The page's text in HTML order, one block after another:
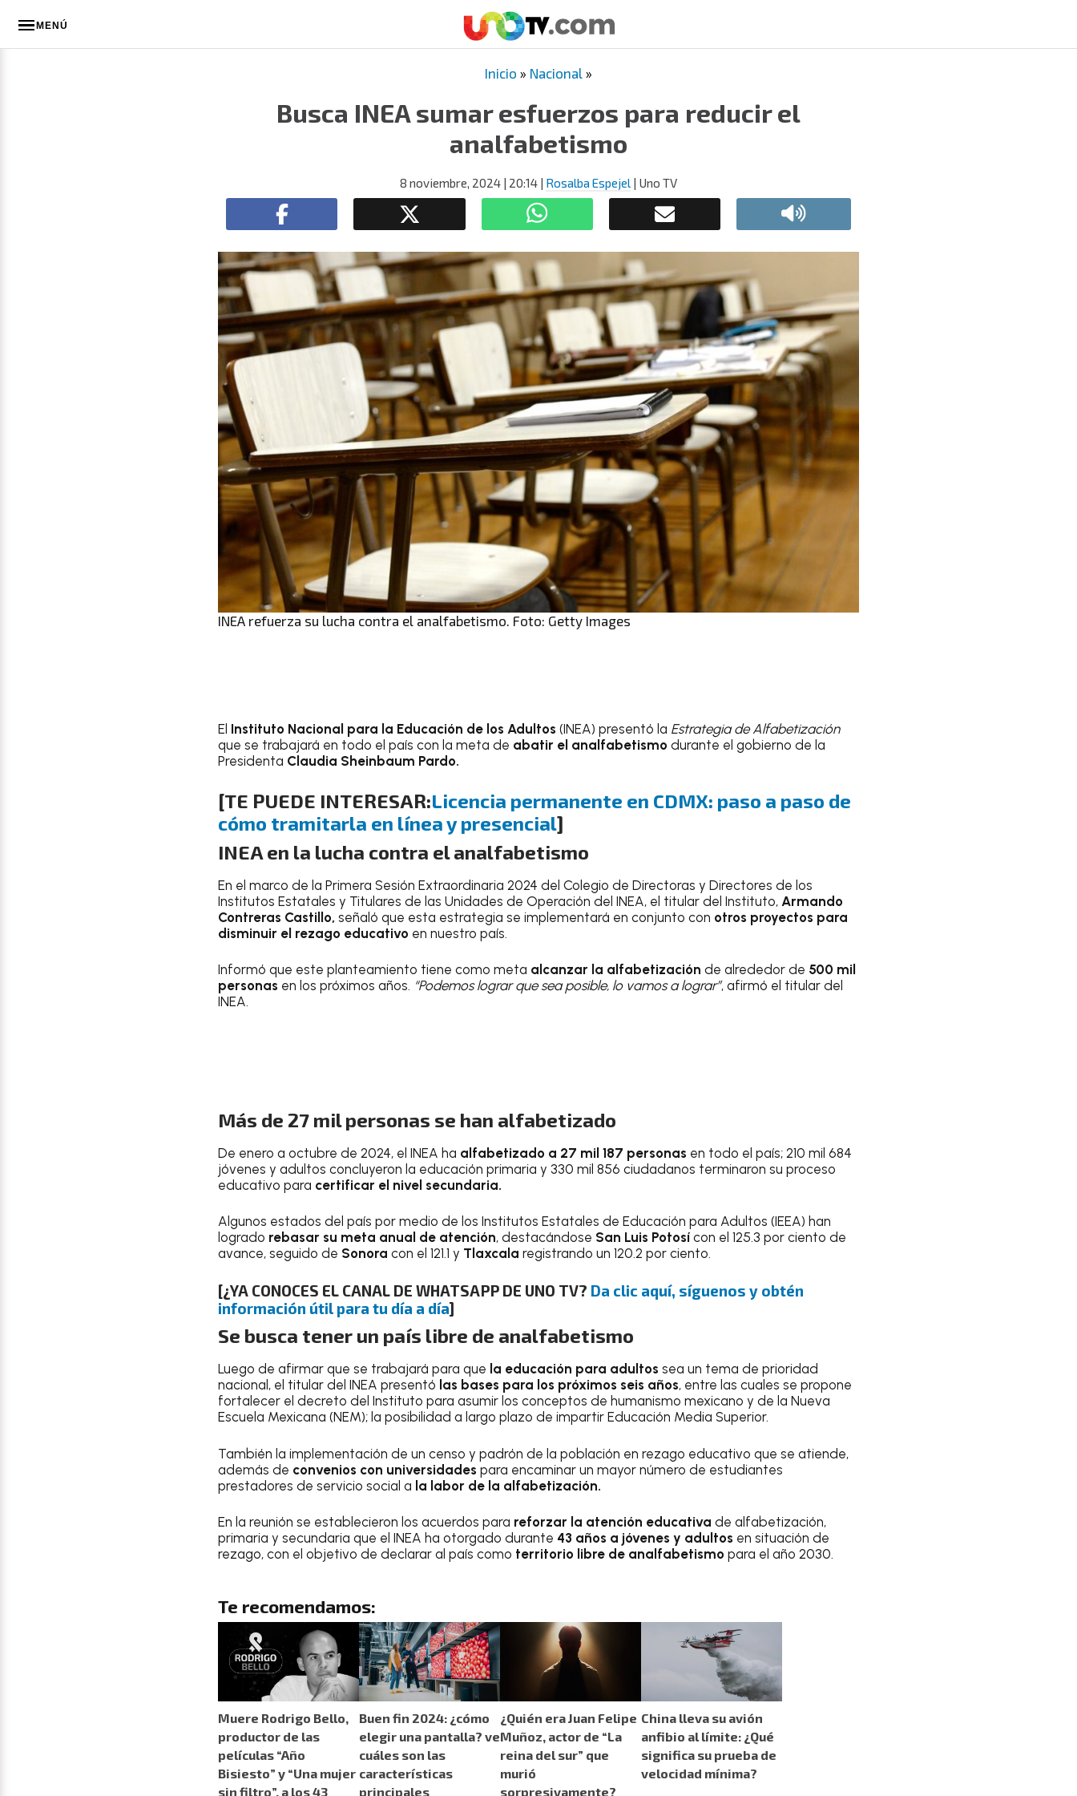
MENÚ
Inicio » Nacional »
Busca INEA sumar esfuerzos para reducir el
analfabetismo
8 noviembre, 2024 | 20:14 | Rosalba Espejel | Uno TV
INEA refuerza su lucha contra el analfabetismo. Foto: Getty Images
El Instituto Nacional para la Educación de los Adultos (INEA) presentó la Estrategia de Alfabetización
que se trabajará en todo el país con la meta de abatir el analfabetismo durante el gobierno de la
Presidenta Claudia Sheinbaum Pardo.
[TE PUEDE INTERESAR:Licencia permanente en CDMX: paso a paso de
cómo tramitarla en línea y presencial]
INEA en la lucha contra el analfabetismo
En el marco de la Primera Sesión Extraordinaria 2024 del Colegio de Directoras y Directores de los
Institutos Estatales y Titulares de las Unidades de Operación del INEA, el titular del Instituto, Armando
Contreras Castillo, señaló que esta estrategia se implementará en conjunto con otros proyectos para
disminuir el rezago educativo en nuestro país.
Informó que este planteamiento tiene como meta alcanzar la alfabetización de alrededor de 500 mil
personas en los próximos años. “Podemos lograr que sea posible, lo vamos a lograr”, afirmó el titular del
INEA.
Más de 27 mil personas se han alfabetizado
De enero a octubre de 2024, el INEA ha alfabetizado a 27 mil 187 personas en todo el país; 210 mil 684
jóvenes y adultos concluyeron la educación primaria y 330 mil 856 ciudadanos terminaron su proceso
educativo para certificar el nivel secundaria.
Algunos estados del país por medio de los Institutos Estatales de Educación para Adultos (IEEA) han
logrado rebasar su meta anual de atención, destacándose San Luis Potosí con el 125.3 por ciento de
avance, seguido de Sonora con el 121.1 y Tlaxcala registrando un 120.2 por ciento.
[¿YA CONOCES EL CANAL DE WHATSAPP DE UNO TV? Da clic aquí, síguenos y obtén
información útil para tu día a día]
Se busca tener un país libre de analfabetismo
Luego de afirmar que se trabajará para que la educación para adultos sea un tema de prioridad
nacional, el titular del INEA presentó las bases para los próximos seis años, entre las cuales se propone
fortalecer el decreto del Instituto para asumir los conceptos de humanismo mexicano y de la Nueva
Escuela Mexicana (NEM); la posibilidad a largo plazo de impartir Educación Media Superior.
También la implementación de un censo y padrón de la población en rezago educativo que se atiende,
además de convenios con universidades para encaminar un mayor número de estudiantes
prestadores de servicio social a la labor de la alfabetización.
En la reunión se establecieron los acuerdos para reforzar la atención educativa de alfabetización,
primaria y secundaria que el INEA ha otorgado durante 43 años a jóvenes y adultos en situación de
rezago, con el objetivo de declarar al país como territorio libre de analfabetismo para el año 2030.
Te recomendamos:
Muere Rodrigo Bello,
productor de las
películas “Año
Bisiesto” y “Una mujer
sin filtro”, a los 43
Buen fin 2024: ¿cómo
elegir una pantalla? ve
cuáles son las
características
principales
¿Quién era Juan Felipe
Muñoz, actor de “La
reina del sur” que
murió
sorpresivamente?
China lleva su avión
anfibio al límite: ¿Qué
significa su prueba de
velocidad mínima?